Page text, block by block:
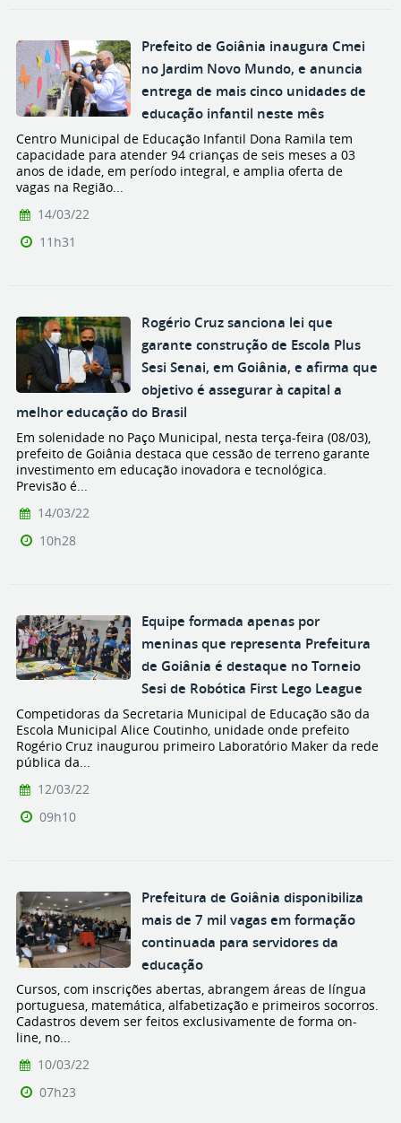
Prefeito de Goiânia inaugura Cmei
no Jardim Novo Mundo, e anuncia
entrega de mais cinco unidades de
educação infantil neste mês
Centro Municipal de Educação Infantil Dona Ramila tem
capacidade para atender 94 crianças de seis meses a 03
anos de idade, em período integral, e amplia oferta de
vagas na Região...
14/03/22
11h31
Rogério Cruz sanciona lei que
garante construção de Escola Plus
Sesi Senai, em Goiânia, e afirma que
objetivo é assegurar à capital a
melhor educação do Brasil
Em solenidade no Paço Municipal, nesta terça-feira (08/03),
prefeito de Goiânia destaca que cessão de terreno garante
investimento em educação inovadora e tecnológica.
Previsão é...
14/03/22
10h28
Equipe formada apenas por
meninas que representa Prefeitura
de Goiânia é destaque no Torneio
Sesi de Robótica First Lego League
Competidoras da Secretaria Municipal de Educação são da
Escola Municipal Alice Coutinho, unidade onde prefeito
Rogério Cruz inaugurou primeiro Laboratório Maker da rede
pública da...
12/03/22
09h10
Prefeitura de Goiânia disponibiliza
mais de 7 mil vagas em formação
continuada para servidores da
educação
Cursos, com inscrições abertas, abrangem áreas de língua
portuguesa, matemática, alfabetização e primeiros socorros.
Cadastros devem ser feitos exclusivamente de forma on-
line, no...
10/03/22
07h23